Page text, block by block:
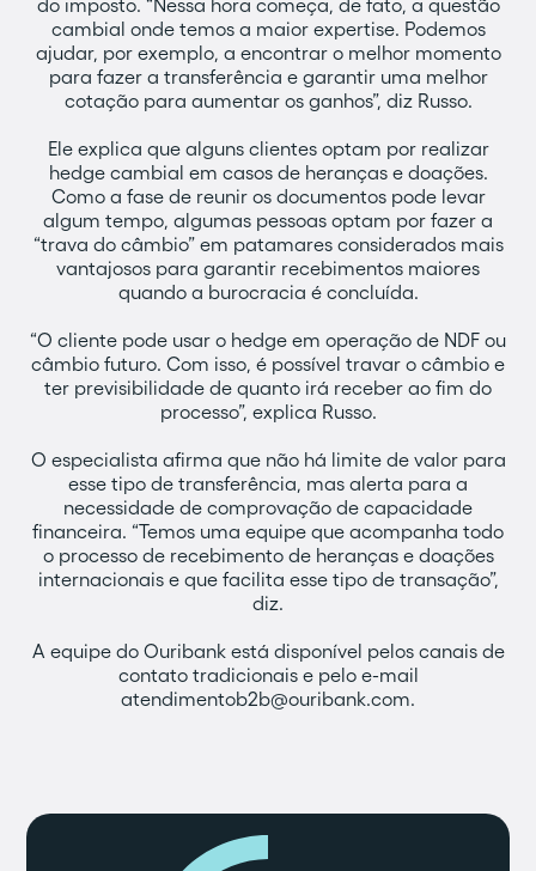
do imposto. “Nessa hora começa, de fato, a questão
cambial onde temos a maior expertise. Podemos
ajudar, por exemplo, a encontrar o melhor momento
para fazer a transferência e garantir uma melhor
cotação para aumentar os ganhos”, diz Russo.
Ele explica que alguns clientes optam por realizar
hedge cambial em casos de heranças e doações.
Como a fase de reunir os documentos pode levar
algum tempo, algumas pessoas optam por fazer a
“trava do câmbio” em patamares considerados mais
vantajosos para garantir recebimentos maiores
quando a burocracia é concluída.
“O cliente pode usar o hedge em operação de NDF ou
câmbio futuro. Com isso, é possível travar o câmbio e
ter previsibilidade de quanto irá receber ao fim do
processo”, explica Russo.
O especialista afirma que não há limite de valor para
esse tipo de transferência, mas alerta para a
necessidade de comprovação de capacidade
financeira. “Temos uma equipe que acompanha todo
o processo de recebimento de heranças e doações
internacionais e que facilita esse tipo de transação”,
diz.
A equipe do Ouribank está disponível pelos canais de
contato tradicionais e pelo e-mail
atendimentob2b@ouribank.com.